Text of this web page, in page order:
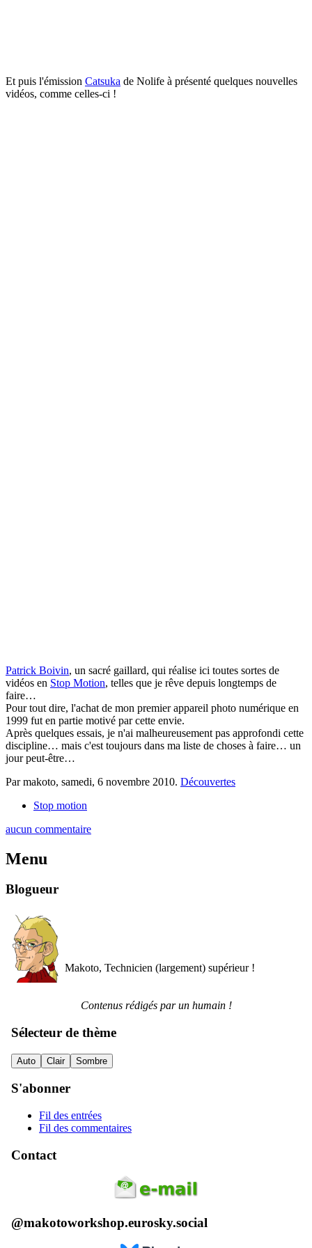
Et puis l'émission Catsuka de Nolife à présenté quelques nouvelles
vidéos, comme celles-ci !
Patrick Boivin, un sacré gaillard, qui réalise ici toutes sortes de
vidéos en Stop Motion, telles que je rêve depuis longtemps de
faire…
Pour tout dire, l'achat de mon premier appareil photo numérique en
1999 fut en partie motivé par cette envie.
Après quelques essais, je n'ai malheureusement pas approfondi cette
discipline… mais c'est toujours dans ma liste de choses à faire… un
jour peut-être…
Par makoto, samedi, 6 novembre 2010. Découvertes
Stop motion
aucun commentaire
Menu
Blogueur
Makoto, Technicien (largement) supérieur !
Contenus rédigés par un humain !
Sélecteur de thème
Auto Clair Sombre
S'abonner
Fil des entrées
Fil des commentaires
Contact
@makotoworkshop.eurosky.social